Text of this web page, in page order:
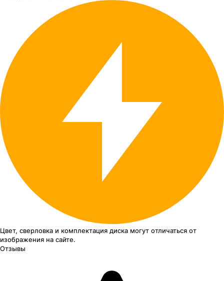
Цвет, сверловка и комплектация диска могут отличаться от
изображения на сайте.
Отзывы